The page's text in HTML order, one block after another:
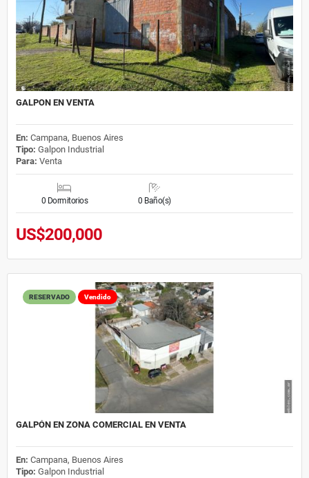
GALPON EN VENTA
En: Campana, Buenos Aires
Tipo: Galpon Industrial
Para: Venta
0 Dormitorios 0 Baño(s)
US$200,000
RESERVADO Vendido
GALPÓN EN ZONA COMERCIAL EN VENTA
En: Campana, Buenos Aires
Tipo: Galpon Industrial